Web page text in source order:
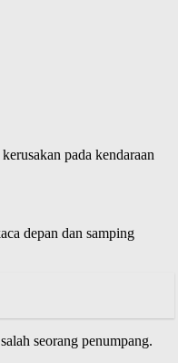
pada kendaraan
depan dan samping
seorang penumpang.